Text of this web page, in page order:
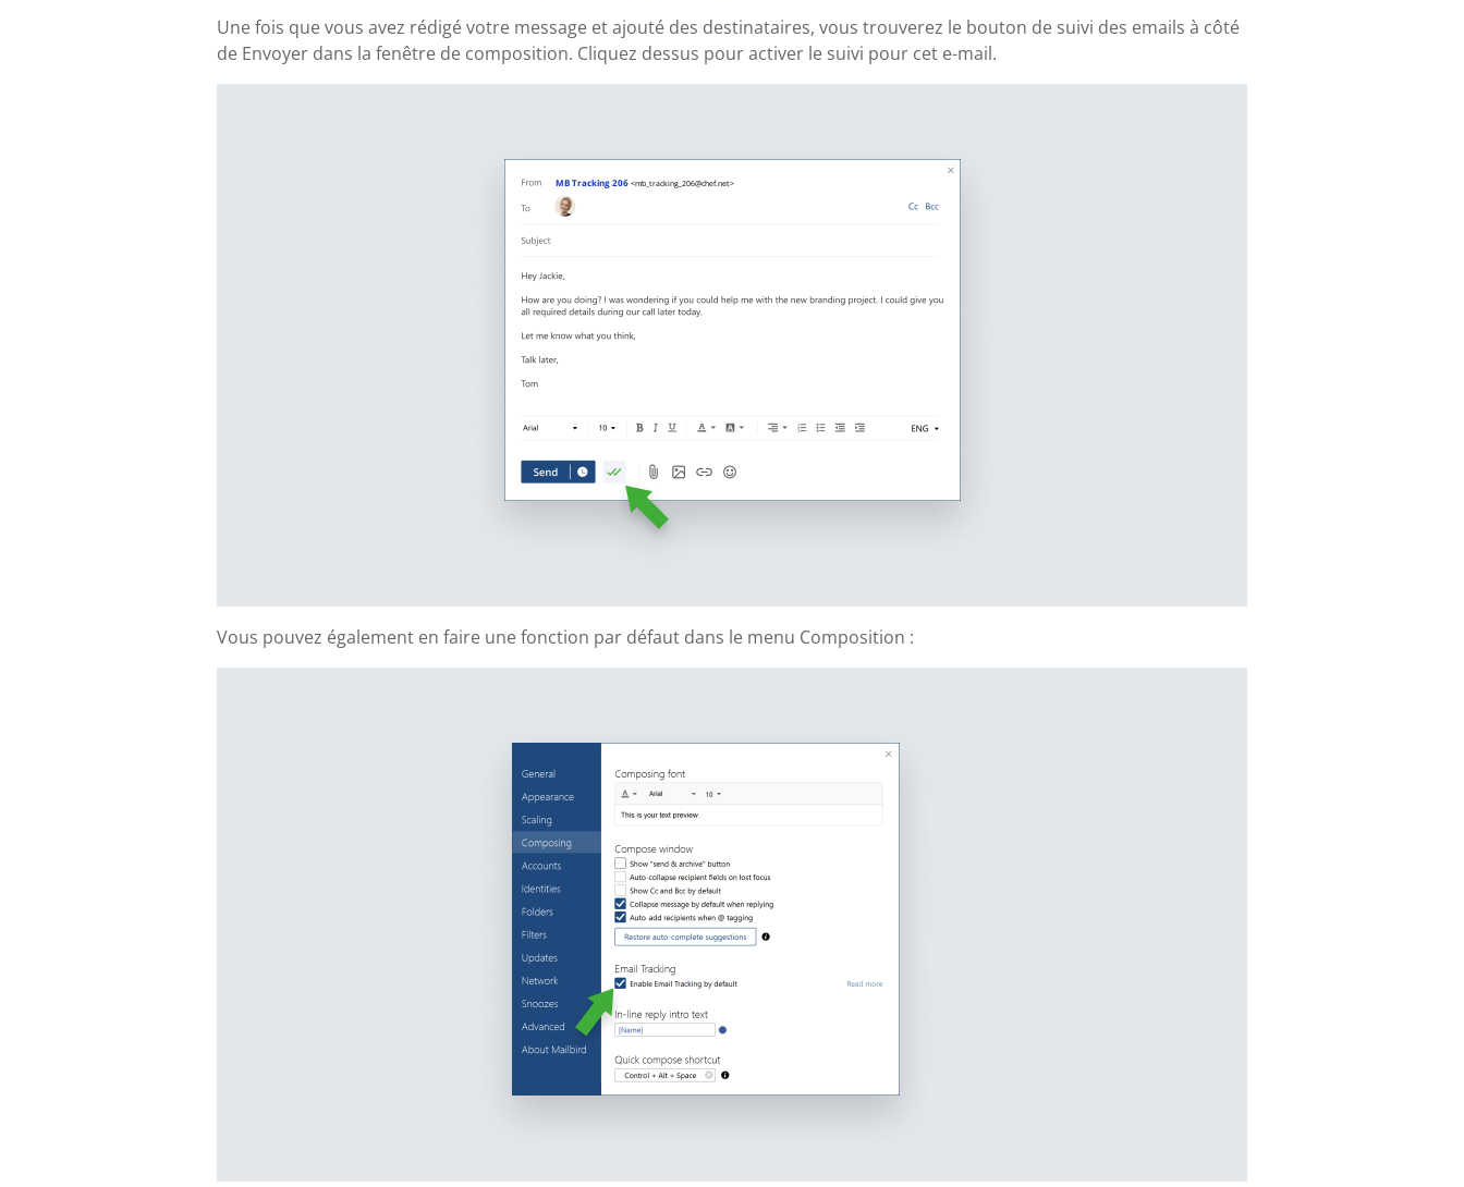
Une fois que vous avez rédigé votre message et ajouté des destinataires, vous trouverez le bouton de suivi des emails à côté
de Envoyer dans la fenêtre de composition. Cliquez dessus pour activer le suivi pour cet e-mail.
MB Tracking 206 <mb_tracking_206@chef.net>
Vous pouvez également en faire une fonction par défaut dans le menu Composition :